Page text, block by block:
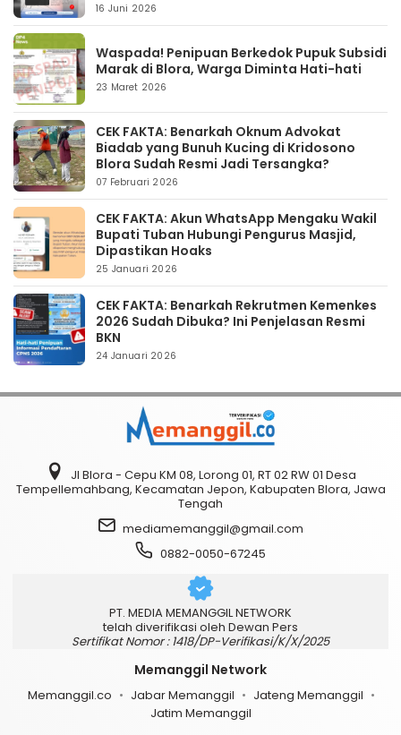
16 Juni 2026
Waspada! Penipuan Berkedok Pupuk Subsidi
Marak di Blora, Warga Diminta Hati-hati
23 Maret 2026
CEK FAKTA: Benarkah Oknum Advokat
Biadab yang Bunuh Kucing di Kridosono
Blora Sudah Resmi Jadi Tersangka?
07 Februari 2026
CEK FAKTA: Akun WhatsApp Mengaku Wakil
Bupati Tuban Hubungi Pengurus Masjid,
Dipastikan Hoaks
25 Januari 2026
CEK FAKTA: Benarkah Rekrutmen Kemenkes
2026 Sudah Dibuka? Ini Penjelasan Resmi
BKN
24 Januari 2026
Jl Blora - Cepu KM 08, Lorong 01, RT 02 RW 01 Desa
Tempellemahbang, Kecamatan Jepon, Kabupaten Blora, Jawa
Tengah
mediamemanggil@gmail.com
0882-0050-67245
PT. MEDIA MEMANGGIL NETWORK
telah diverifikasi oleh Dewan Pers
Sertifikat Nomor : 1418/DP-Verifikasi/K/X/2025
Memanggil Network
Memanggil.co Jabar Memanggil
Jateng Memanggil
Jatim Memanggil